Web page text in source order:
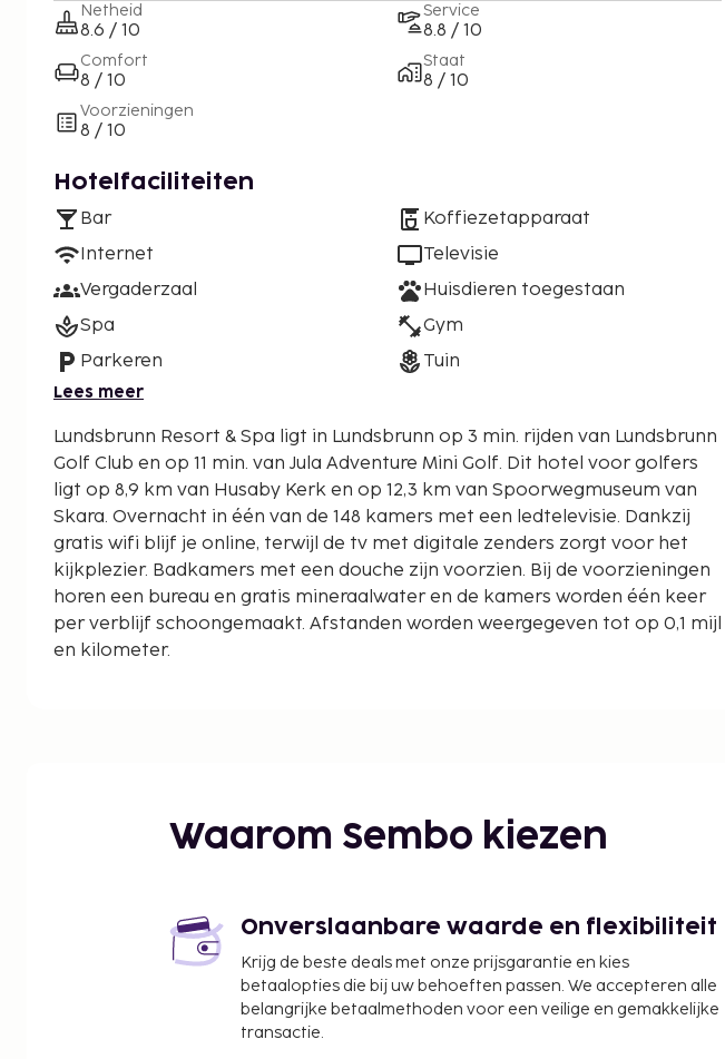
Netheid
8.6 / 10
Comfort
8 / 10
Voorzieningen
8 / 10
Service
8.8 / 10
Staat
8 / 10
Hotelfaciliteiten
Bar
Internet
Vergaderzaal
Spa
Parkeren
Koffiezetapparaat
Televisie
Huisdieren toegestaan
Gym
Tuin
Lees meer
Lundsbrunn Resort & Spa ligt in Lundsbrunn op 3 min. rijden van Lundsbrunn
Golf Club en op 11 min. van Jula Adventure Mini Golf. Dit hotel voor golfers
ligt op 8,9 km van Husaby Kerk en op 12,3 km van Spoorwegmuseum van
Skara. Overnacht in één van de 148 kamers met een ledtelevisie. Dankzij
gratis wifi blijf je online, terwijl de tv met digitale zenders zorgt voor het
kijkplezier. Badkamers met een douche zijn voorzien. Bij de voorzieningen
horen een bureau en gratis mineraalwater en de kamers worden één keer
per verblijf schoongemaakt. Afstanden worden weergegeven tot op 0,1 mijl
en kilometer.
Vänern - 12,3 km
Spoorwegmuseum van Skara - 12,3 km
Skara Domkyrka - 13,2 km
Kathedraal van Skara - 13,3 km
Golfclub van Lidköping - 14,8 km
Skara Sommarland - 17,2 km
Axevalla Horse Track - 17,3 km
Waarom Sembo kiezen
Onverslaanbare waarde en flexibiliteit
Krijg de beste deals met onze prijsgarantie en kies
betaalopties die bij uw behoeften passen. We accepteren alle
belangrijke betaalmethoden voor een veilige en gemakkelijke
transactie.